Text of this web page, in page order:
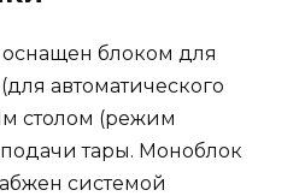
блоком для
автоматического
столом (режим
тары. Моноблок
системой